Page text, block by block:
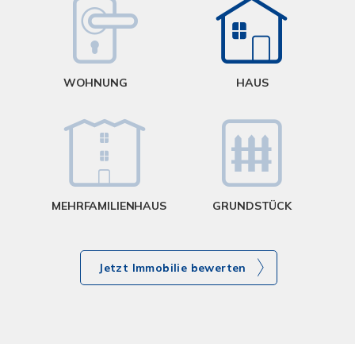
WOHNUNG HAUS
MEHRFAMILIENHAUS GRUNDSTÜCK
Jetzt Immobilie bewerten